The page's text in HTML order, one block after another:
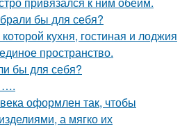
бы для себя?
кухня, гостиная и лоджия
пространство.
бы для себя?
….
оформлен так, чтобы
а мягко их